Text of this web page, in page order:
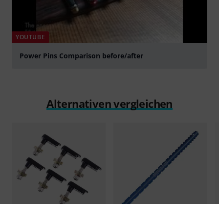
YOUTUBE
Power Pins Comparison before/after
Alternativen vergleichen